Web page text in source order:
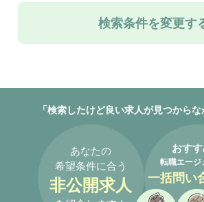
検索条件を変更す
「検索したけど良い求人が見つから
あなたの
希望条件に合う
非公開求人
おす
転職エージ
一括問い